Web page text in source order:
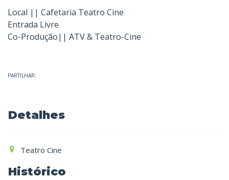
Local || Cafetaria Teatro Cine
Entrada Livre
Co-Produção|| ATV & Teatro-Cine
PARTILHAR:
Detalhes
Teatro Cine
Histórico